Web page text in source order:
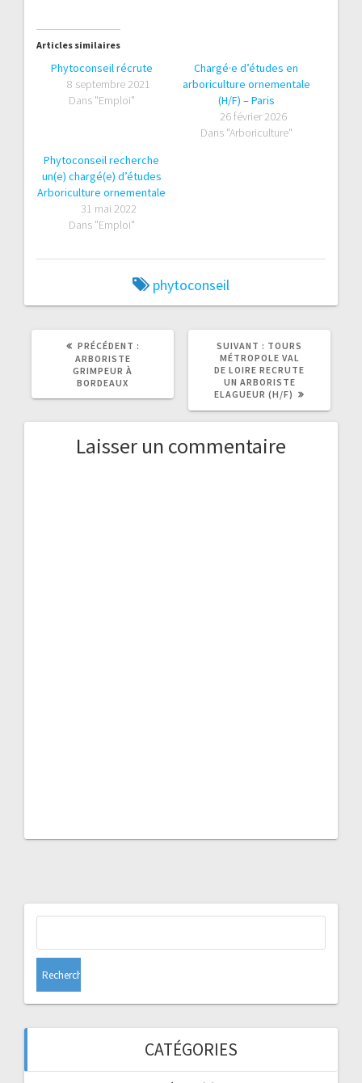
Articles similaires
Phytoconseil récrute
8 septembre 2021
Dans "Emploi"
Chargé·e d’études en
arboriculture ornementale
(H/F) – Paris
26 février 2026
Dans "Arboriculture"
Phytoconseil recherche
un(e) chargé(e) d’études
Arboriculture ornementale
31 mai 2022
Dans "Emploi"
phytoconseil
PRÉCÉDENT :
ARBORISTE
GRIMPEUR À
BORDEAUX
SUIVANT : ARTICLE
SUIVANT
:
TOURS
MÉTROPOLE VAL
DE LOIRE RECRUTE
UN ARBORISTE
ELAGUEUR (H/F)
Laisser un commentaire
CATÉGORIES